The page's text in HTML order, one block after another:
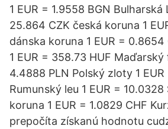
1 EUR = 1.9558 BGN Bulharská
25.864 CZK česká koruna 1
dánska koruna 1 EUR = 0.8654
1 EUR = 358.73 HUF Maďarský
4.4888 PLN Polský zloty 1 EUR
Rumunský leu 1 EUR = 10.0328
koruna 1 EUR = 1.0829 CHF
prepočíta získanú hodnotu